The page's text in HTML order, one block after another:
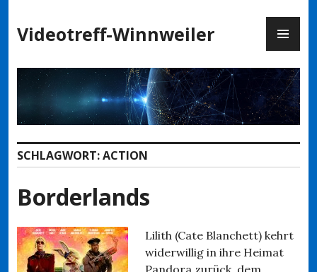
Inhalt
springen
Videotreff-Winnweiler
SCHLAGWORT:ACTION
Borderlands
Lilith (Cate Blanchett) kehrt
widerwillig in ihre Heimat
Pandora zurück, dem